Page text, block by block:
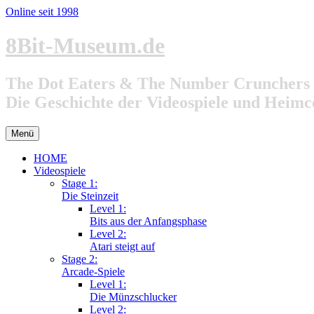
Online seit 1998
Zum
Inhalt
8Bit-Museum.de
The Dot Eaters & The Number Crunchers
Die Geschichte der Videospiele und
Menü
HOME
Videospiele
Stage 1:
Die Steinzeit
Level 1:
Bits aus der Anfangsphase
Level 2:
Atari steigt auf
Stage 2:
Arcade-Spiele
Level 1:
Die Münzschlucker
Level 2: